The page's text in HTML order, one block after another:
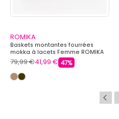
ROMIKA
Baskets montantes fourrées
mokka à lacets Femme ROMIKA
79,99 €41,99 € 47%